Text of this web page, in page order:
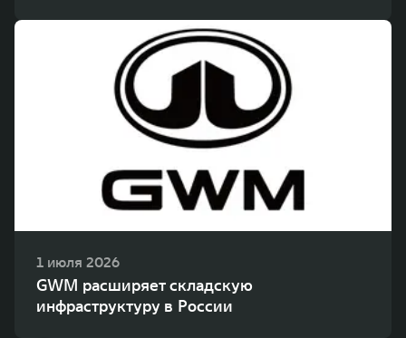
1 июля 2026
GWM расширяет складскую
инфраструктуру в России